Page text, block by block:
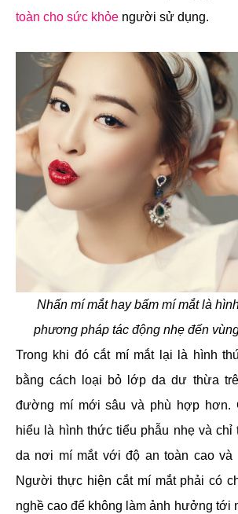
toàn cho sức khỏe người sử dụng.
Nhấn mí mắt hay bấm mí mắt là
phương pháp tác động nhẹ đến
Trong khi đó cắt mí mắt lại là hình
bằng cách loại bỏ lớp da dư thừa
đường mí mới sâu và phù hợp hơn.
hiểu là hình thức tiểu phẫu nhẹ và chỉ
da nơi mí mắt với độ an toàn cao và
Người thực hiện cắt mí mắt phải có
nghề cao để không làm ảnh hưởng tới